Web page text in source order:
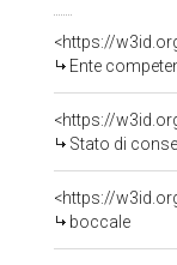
<https://
Ente competente
<https://
Stato di
<https://
boccale